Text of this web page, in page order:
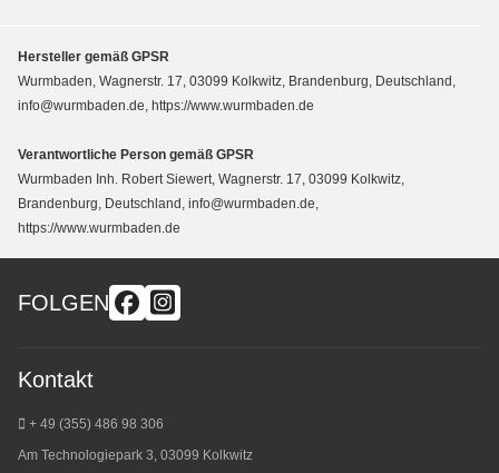
Hersteller gemäß GPSR
Wurmbaden, Wagnerstr. 17, 03099 Kolkwitz, Brandenburg, Deutschland,
info@wurmbaden.de, https://www.wurmbaden.de
Verantwortliche Person gemäß GPSR
Wurmbaden Inh. Robert Siewert, Wagnerstr. 17, 03099 Kolkwitz,
Brandenburg, Deutschland, info@wurmbaden.de,
https://www.wurmbaden.de
FOLGEN
Kontakt
+ 49 (355) 486 98 306
Am Technologiepark 3, 03099 Kolkwitz